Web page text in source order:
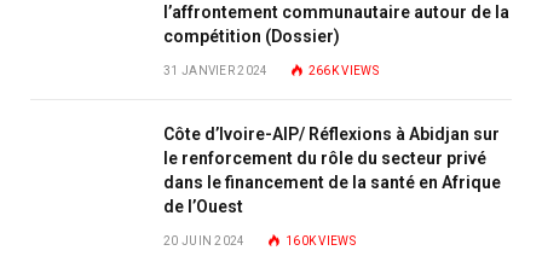
l’affrontement communautaire autour de la
compétition (Dossier)
31 JANVIER 2024 266KVIEWS
Côte d’Ivoire-AIP/ Réflexions à Abidjan sur
le renforcement du rôle du secteur privé
dans le financement de la santé en Afrique
de l’Ouest
20 JUIN 2024 160KVIEWS